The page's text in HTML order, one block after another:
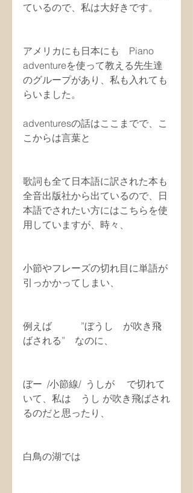
ているので、私は大好きです。
アメリカにも日本にも　Piano
adventureを使って教える先生達
のグループがあり、私も入れても
らいました。
adventuresの話はここまでで、こ
こからは言葉と
歌詞も全て日本語に訳された本も
全音出版社から出ているので、日
本語でされたい方にはこちらを使
用していますが、時々、
小節やフレーズの切れ目に単語が
引っかかってしまい、
例えば　　　”ぼうし　が吹き飛
ばされる”　なのに、
ぼー  /小節線/  うしが　 で切れて
いて、私は　うし が吹き飛ばされ
るのだと思ったり、
白鳥の湖では